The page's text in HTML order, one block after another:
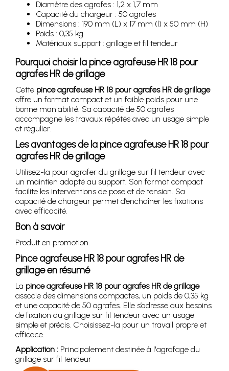
Diamètre des agrafes : 1,2 x 1,7 mm
Capacité du chargeur : 50 agrafes
Dimensions : 190 mm (L) x 17 mm (l) x 50 mm (H)
Poids : 0,35 kg
Matériaux support : grillage et fil tendeur
Pourquoi choisir la pince agrafeuse HR 18 pour
agrafes HR de grillage
Cette pince agrafeuse HR 18 pour agrafes HR de grillage
offre un format compact et un faible poids pour une
bonne maniabilité. Sa capacité de 50 agrafes
accompagne les travaux répétés avec un usage simple
et régulier.
Les avantages de la pince agrafeuse HR 18 pour
agrafes HR de grillage
Utilisez-la pour agrafer du grillage sur fil tendeur avec
un maintien adapté au support. Son format compact
facilite les interventions de pose et de tension. Sa
capacité de chargeur permet d’enchaîner les fixations
avec efficacité.
Bon à savoir
Produit en promotion.
Pince agrafeuse HR 18 pour agrafes HR de
grillage en résumé
La pince agrafeuse HR 18 pour agrafes HR de grillage
associe des dimensions compactes, un poids de 0,35 kg
et une capacité de 50 agrafes. Elle s’adresse aux besoins
de fixation du grillage sur fil tendeur avec un usage
simple et précis. Choisissez-la pour un travail propre et
efficace.
Application : Principalement destinée à l'agrafage du
grillage sur fil tendeur